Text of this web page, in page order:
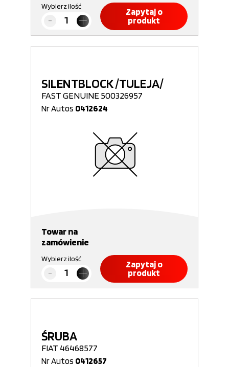
Wybierz ilość
Zapytaj o
produkt
SILENTBLOCK /TULEJA/
FAST GENUINE 500326957
Nr Autos 0412624
Towar na
zamówienie
Wybierz ilość
Zapytaj o
produkt
ŚRUBA
FIAT 46468577
Nr Autos 0412657